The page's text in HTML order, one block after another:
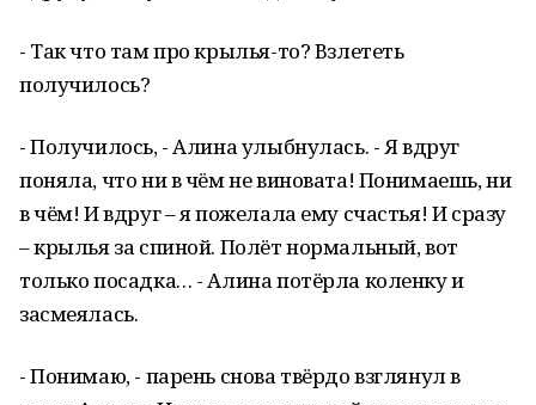
- Так что там про крылья-то? Взлететь
получилось?
- Получилось, - Алина улыбнулась. - Я вдруг
поняла, что ни в чём не виновата! Понимаешь, ни
в чём! И вдруг – я пожелала ему счастья! И сразу
– крылья за спиной. Полёт нормальный, вот
только посадка… - Алина потёрла коленку и
засмеялась.
- Понимаю, - парень снова твёрдо взглянул в